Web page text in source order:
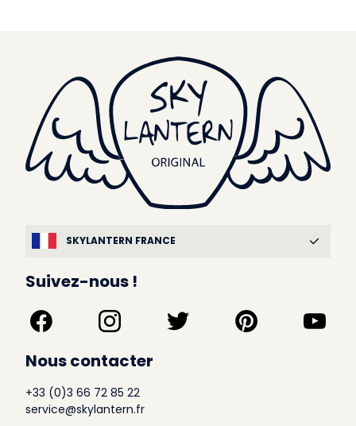
SKYLANTERN FRANCE
Suivez-nous !
Nous contacter
+33 (0)3 66 72 85 22
service@skylantern.fr